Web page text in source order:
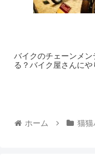
バイクのチェーンメン
る？バイク屋さんに
ホーム 猫猫